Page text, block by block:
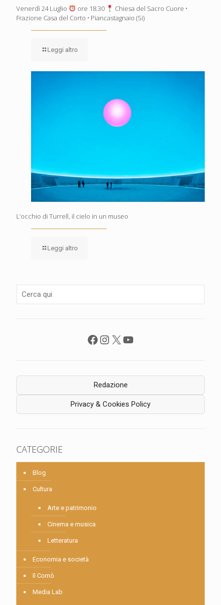
Venerdì 24 Luglio ore 18.30
Chiesa del Sacro Cuore •
Frazione Casa del Corto • Piancastagnaio (Si)
Leggi altro
L’occhio di Turrell, il cielo in un museo
Leggi altro
Facebook
Instagram
X YouTube
Redazione
Privacy & Cookies Policy
CATEGORIE
Blog
Cultura
Arte e patrimonio
Cinema e musica
Letteratura
Economia e società
Il Comò
Media Lab